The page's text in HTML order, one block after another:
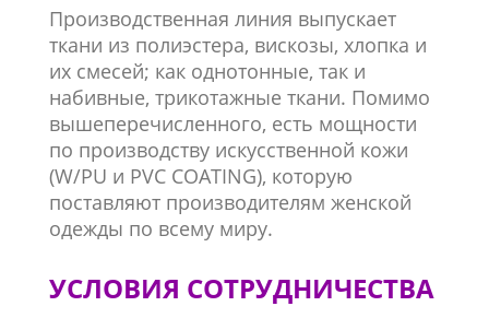
Производственная линия выпускает
ткани из полиэстера, вискозы, хлопка и
их смесей; как однотонные, так и
набивные, трикотажные ткани. Помимо
вышеперечисленного, есть мощности
по производству искусственной кожи
(W/PU и PVC COATING), которую
поставляют производителям женской
одежды по всему миру.
УСЛОВИЯ СОТРУДНИЧЕСТВА